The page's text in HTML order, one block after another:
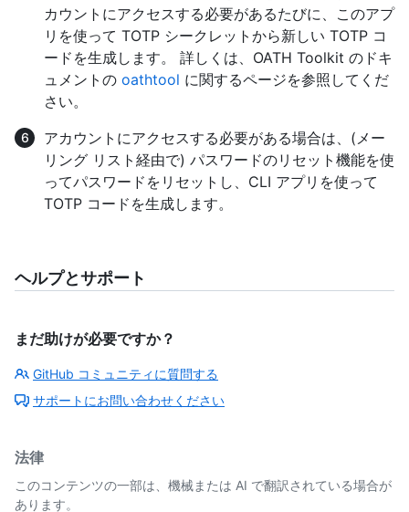
カウントにアクセスする必要があるたびに、このアプ
リを使って TOTP シークレットから新しい TOTP コ
ードを生成します。 詳しくは、OATH Toolkit のドキ
ュメントの oathtool に関するページを参照してくだ
さい。
アカウントにアクセスする必要がある場合は、(メー
リング リスト経由で) パスワードのリセット機能を使
ってパスワードをリセットし、CLI アプリを使って
TOTP コードを生成します。
ヘルプとサポート
まだ助けが必要ですか？
GitHub コミュニティに質問する
サポートにお問い合わせください
法律
このコンテンツの一部は、機械または AI で翻訳されている場合が
あります。